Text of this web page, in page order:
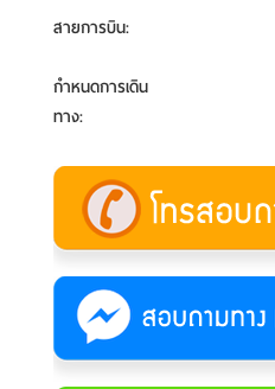
สายการบิน:
กำหนดการเดิน
ทาง: